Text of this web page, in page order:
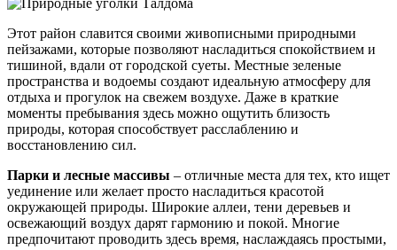
Этот район славится своими живописными природными
пейзажами, которые позволяют насладиться спокойствием и
тишиной, вдали от городской суеты. Местные зеленые
пространства и водоемы создают идеальную атмосферу для
отдыха и прогулок на свежем воздухе. Даже в краткие
моменты пребывания здесь можно ощутить близость
природы, которая способствует расслаблению и
восстановлению сил.
Парки и лесные массивы – отличные места для тех, кто ищет
уединение или желает просто насладиться красотой
окружающей природы. Широкие аллеи, тени деревьев и
освежающий воздух дарят гармонию и покой. Многие
предпочитают проводить здесь время, наслаждаясь простыми,